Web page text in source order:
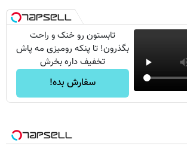
تابستون رو خنک و راحت
بگذرون! تا پنکه رومیزی مه پاش
تخفیف داره بخرش
سفارش بده!